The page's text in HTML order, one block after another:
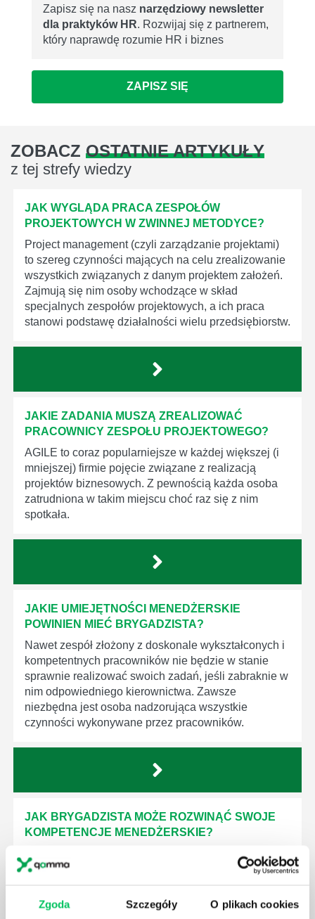
Zgoda Szczegóły O plikach cookies
Zapisz się na nasz narzędziowy newsletter
dla praktyków HR. Rozwijaj się z partnerem,
który naprawdę rozumie HR i biznes
ZAPISZ SIĘ
ZOBACZ OSTATNIE ARTYKUŁY
z tej strefy wiedzy
JAK WYGLĄDA PRACA ZESPOŁÓW
PROJEKTOWYCH W ZWINNEJ METODYCE?
Project management (czyli zarządzanie projektami)
to szereg czynności mających na celu zrealizowanie
wszystkich związanych z danym projektem założeń.
Zajmują się nim osoby wchodzące w skład
specjalnych zespołów projektowych, a ich praca
stanowi podstawę działalności wielu przedsiębiorstw.
JAKIE ZADANIA MUSZĄ ZREALIZOWAĆ
PRACOWNICY ZESPOŁU PROJEKTOWEGO?
AGILE to coraz popularniejsze w każdej większej (i
mniejszej) firmie pojęcie związane z realizacją
projektów biznesowych. Z pewnością każda osoba
zatrudniona w takim miejscu choć raz się z nim
spotkała.
JAKIE UMIEJĘTNOŚCI MENEDŻERSKIE
POWINIEN MIEĆ BRYGADZISTA?
Nawet zespół złożony z doskonale wykształconych i
kompetentnych pracowników nie będzie w stanie
sprawnie realizować swoich zadań, jeśli zabraknie w
nim odpowiedniego kierownictwa. Zawsze
niezbędna jest osoba nadzorująca wszystkie
czynności wykonywane przez pracowników.
JAK BRYGADZISTA MOŻE ROZWINĄĆ SWOJE
KOMPETENCJE MENEDŻERSKIE?
Menedżer to niezwykle ważne stanowisko w każdej
firmie. Osoba je pełniąca jest w pełni odpowiedzialna
działu.